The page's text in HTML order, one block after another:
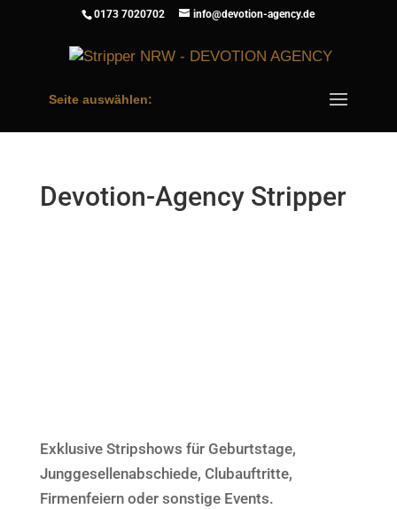
0173 7020702 info@devotion-agency.de
Seite auswählen:
Devotion-Agency Stripper
Exklusive Stripshows für Geburtstage,
Junggesellenabschiede, Clubauftritte,
Firmenfeiern oder sonstige Events.